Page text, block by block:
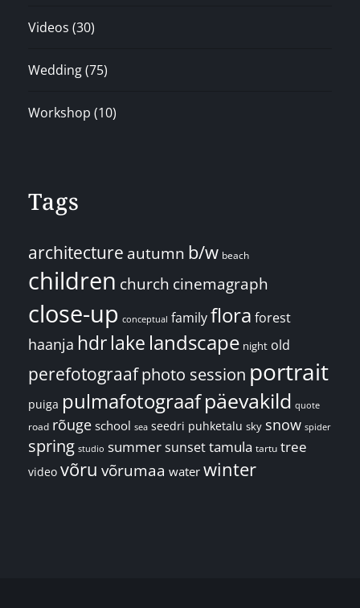
Videos (30)
Wedding(75)
Workshop (10)
Tags
architecture autumn b/w beach
children church cinemagraph
close-up conceptual familyflora forest
haanja hdrlake landscape night old
perefotograafphoto session portrait
puiga pulmafotograafpäevakild quote
road rõuge school sea seedri puhketalu sky snow spider
spring studio summersunsettamula tartu tree
video võru võrumaa water winter